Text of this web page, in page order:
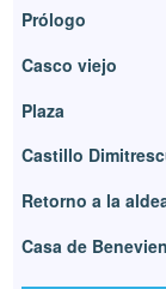
Prólogo
Casco viejo
Plaza
Castillo
Retorno a la
Casa de